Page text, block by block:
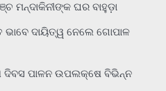
ମନ୍ଦାକିନୀଙ୍କ ଘର ବାହୁଡ଼ା
ଭାବେ ଦାୟିତ୍ୱ ନେଲେ ଗୋପାଳ
ଦିବସ ପାଳନ ଉପଲକ୍ଷେ ବିଭିନ୍ନ